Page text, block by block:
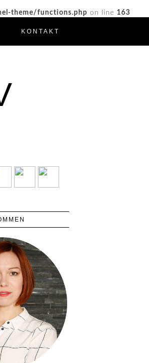
theme/functions.php on line 163
KONTAKT